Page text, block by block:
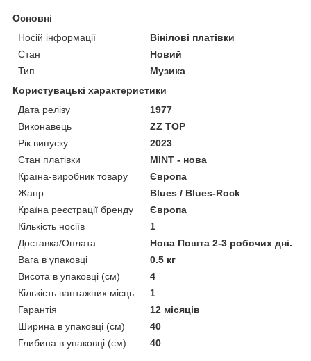
Основні
Носій інформації
Вінілові платівки
Стан
Новий
Тип
Музика
Користувацькі характеристики
Дата релізу
1977
Виконавець
ZZ TOP
Рік випуску
2023
Стан платівки
MINT - нова
Країна-виробник товару
Європа
Жанр
Blues / Blues-Rock
Країна реєстрації бренду
Європа
Кількість носіїв
1
Доставка/Оплата
Нова Пошта 2-3 робочих дні.
Вага в упаковці
0.5 кг
Висота в упаковці (см)
4
Кількість вантажних місць
1
Гарантія
12 місяців
Ширина в упаковці (см)
40
Глибина в упаковці (см)
40